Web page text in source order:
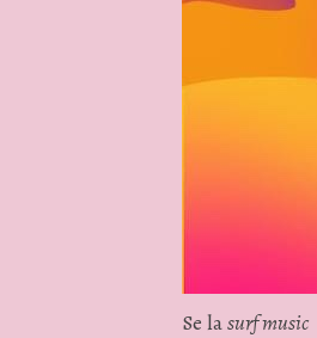
Se lasurf music